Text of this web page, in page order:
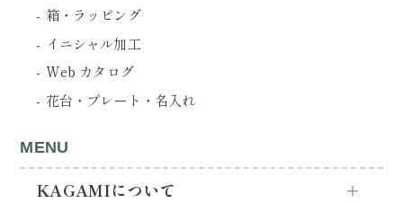
箱・ラッピング
イニシャル加工
Web カタログ
花台・プレート・名入れ
MENU
KAGAMIについて